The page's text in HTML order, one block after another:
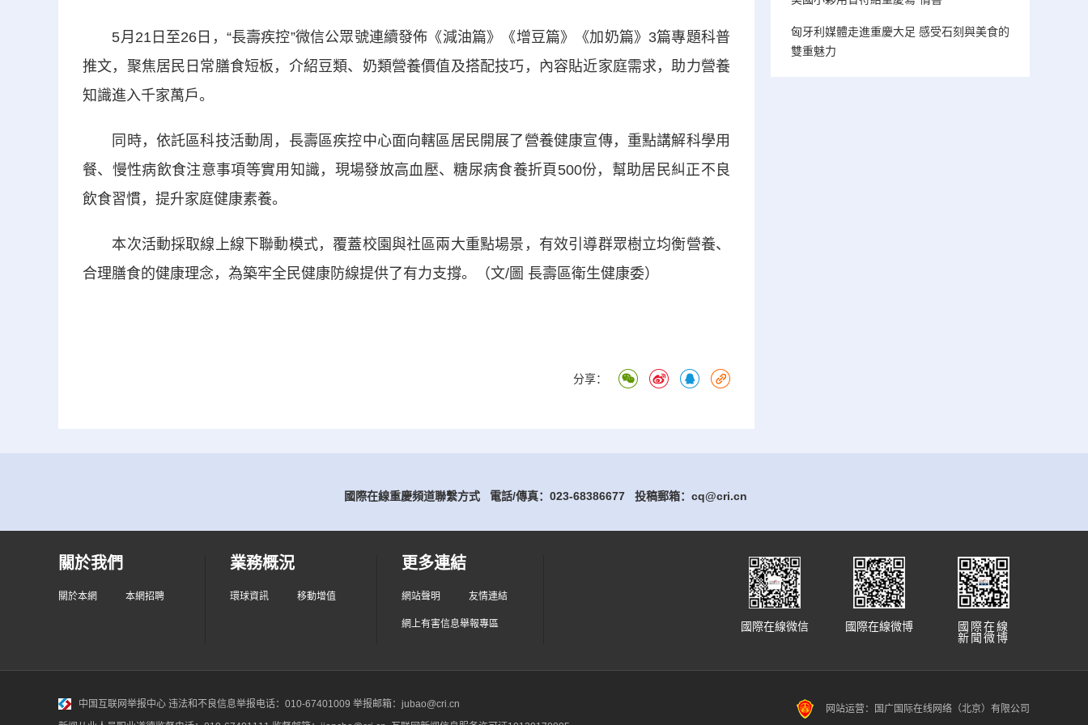
5月21日至26日，“長壽疾控”微信公眾號連續發佈《減油篇》《增豆篇》《加奶篇》3篇專題科普
推文，聚焦居民日常膳食短板，介紹豆類、奶類營養價值及搭配技巧，內容貼近家庭需求，助力營養
知識進入千家萬戶。
同時，依託區科技活動周，長壽區疾控中心面向轄區居民開展了營養健康宣傳，重點講解科學用
餐、慢性病飲食注意事項等實用知識，現場發放高血壓、糖尿病食養折頁500份，幫助居民糾正不良
飲食習慣，提升家庭健康素養。
本次活動採取線上線下聯動模式，覆蓋校園與社區兩大重點場景，有效引導群眾樹立均衡營養、
合理膳食的健康理念，為築牢全民健康防線提供了有力支撐。（文/圖 長壽區衛生健康委）
分享：
匈牙利媒體走進重慶大足 感受石刻與美食的
雙重魅力
國際在線重慶頻道聯繫方式 電話/傳真：023-68386677 投稿郵箱：cq@cri.cn
關於我們
關於本網 本網招聘
業務概況
環球資訊 移動增值
更多連結
網站聲明 友情連結
網上有害信息舉報專區
國際在線
新聞微博
國際在線微博
國際在線微信
中国互联网举报中心 违法和不良信息举报电话：010-67401009 举报邮箱：jubao@cri.cn
网站运营：国广国际在线网络（北京）有限公司